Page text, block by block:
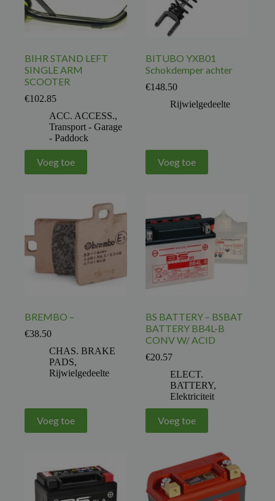
BIHR STAND LEFT
SINGLE ARM
SCOOTER
€102.85
ACC. ACCESS.,
Transport - Garage
- Paddock
Voeg toe
BITUBO YXB01
Schokdemper achter
€148.50
Rijwielgedeelte
Voeg toe
BREMBO –
€38.50
CHAS. BRAKE
PADS,
Rijwielgedeelte
Voeg toe
BS BATTERY – BSBAT
BATTERY BB4L-B
CONV W/ ACID
€20.57
ELECT.
BATTERY,
Elektriciteit
Voeg toe